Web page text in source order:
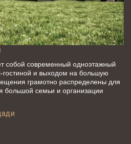
собой современный одноэтажный
гостиной и выходом на большую
грамотно распределены для
большой семьи и организации